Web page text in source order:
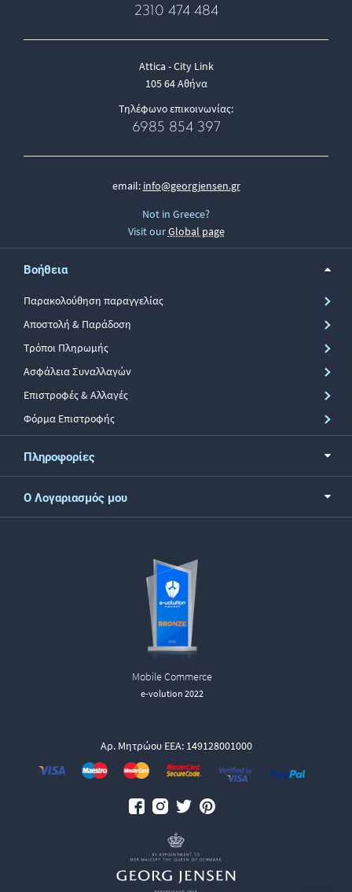
2310 474 484
Attica - City Link
105 64 Αθήνα
Τηλέφωνο επικοινωνίας:
6985 854 397
email: info@georgjensen.gr
Not in Greece?
Visit ourGlobal page
Βοήθεια
Παρακολούθηση παραγγελίας
Αποστολή & Παράδοση
Τρόποι Πληρωμής
Ασφάλεια Συναλλαγών
Επιστροφές & Αλλαγές
Φόρμα Επιστροφής
Πληροφορίες
Ο Λογαριασμός μου
Mobile Commerce
e-volution 2022
Αρ. Μητρώου ΕΕΑ: 149128001000